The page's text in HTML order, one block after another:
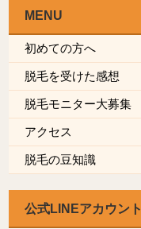
MENU
初めての方へ
脱毛を受けた感想
脱毛モニター大募集
アクセス
脱毛の豆知識
公式LINEアカウント